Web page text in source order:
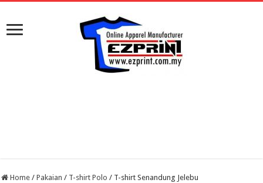
Home / Pakaian / T-shirt Polo / T-shirt Senandung Jelebu